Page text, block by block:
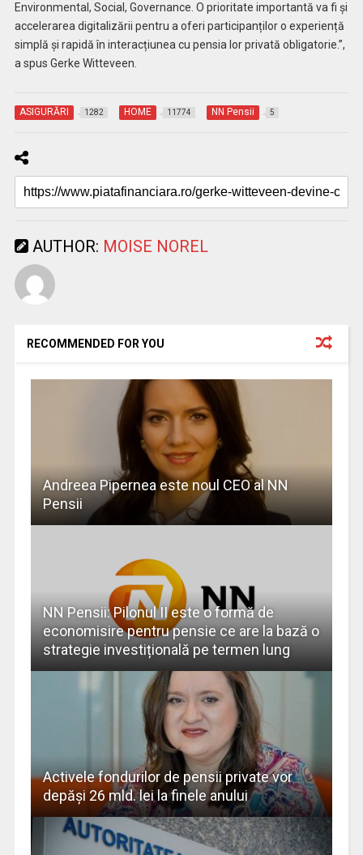
Environmental, Social, Governance. O prioritate importantă va fi și
accelerarea digitalizării pentru a oferi participanților o experiență
simplă și rapidă în interacțiunea cu pensia lor privată obligatorie.”,
a spus Gerke Witteveen.
ASIGURĂRI 1282 HOME 11774 NN Pensii 5
AUTHOR: MOISE NOREL
RECOMMENDED FOR YOU
Andreea Pipernea este noul CEO al NN
Pensii
NN Pensii: Pilonul II este o formă de
economisire pentru pensie ce are la bază o
strategie investițională pe termen lung
Activele fondurilor de pensii private vor
depăşi 26 mld. lei la finele anului